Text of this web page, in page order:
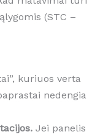
(STC –
kuriuos verta
nedengia
Jei panelis